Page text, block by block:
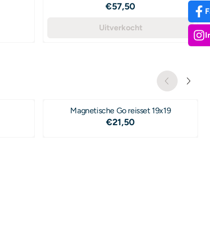
Prijs: 57,50
€57,50
Uitverkocht
Magnetische Go reisset 19x19
Prijs: 21,50
€21,50